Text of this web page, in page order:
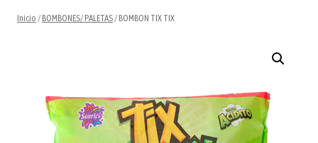
Inicio / BOMBONES/ PALETAS/ BOMBON TIX TIX